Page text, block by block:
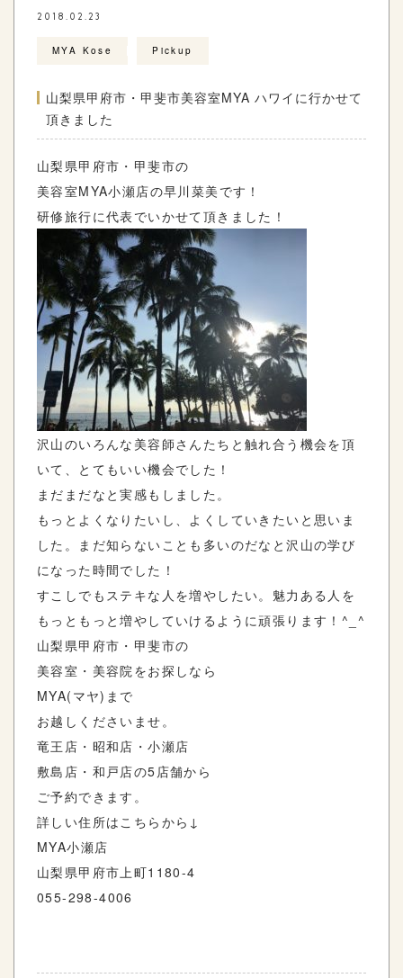
2018.02.23
MYA Kose Pickup
山梨県甲府市・甲斐市美容室MYA ハワイに行かせて
頂きました
山梨県甲府市・甲斐市の
美容室MYA小瀬店の早川菜美です！
研修旅行に代表でいかせて頂きました！
沢山のいろんな美容師さんたちと触れ合う機会を頂
いて、とてもいい機会でした！
まだまだなと実感もしました。
もっとよくなりたいし、よくしていきたいと思いま
した。まだ知らないことも多いのだなと沢山の学び
になった時間でした！
すこしでもステキな人を増やしたい。魅力ある人を
もっともっと増やしていけるように頑張ります！^_^
山梨県甲府市・甲斐市の
美容室・美容院をお探しなら
MYA(マヤ)まで
お越しくださいませ。
竜王店・昭和店・小瀬店
敷島店・和戸店の5店舗から
ご予約できます。
詳しい住所はこちらから↓
MYA小瀬店
山梨県甲府市上町1180-4
055-298-4006